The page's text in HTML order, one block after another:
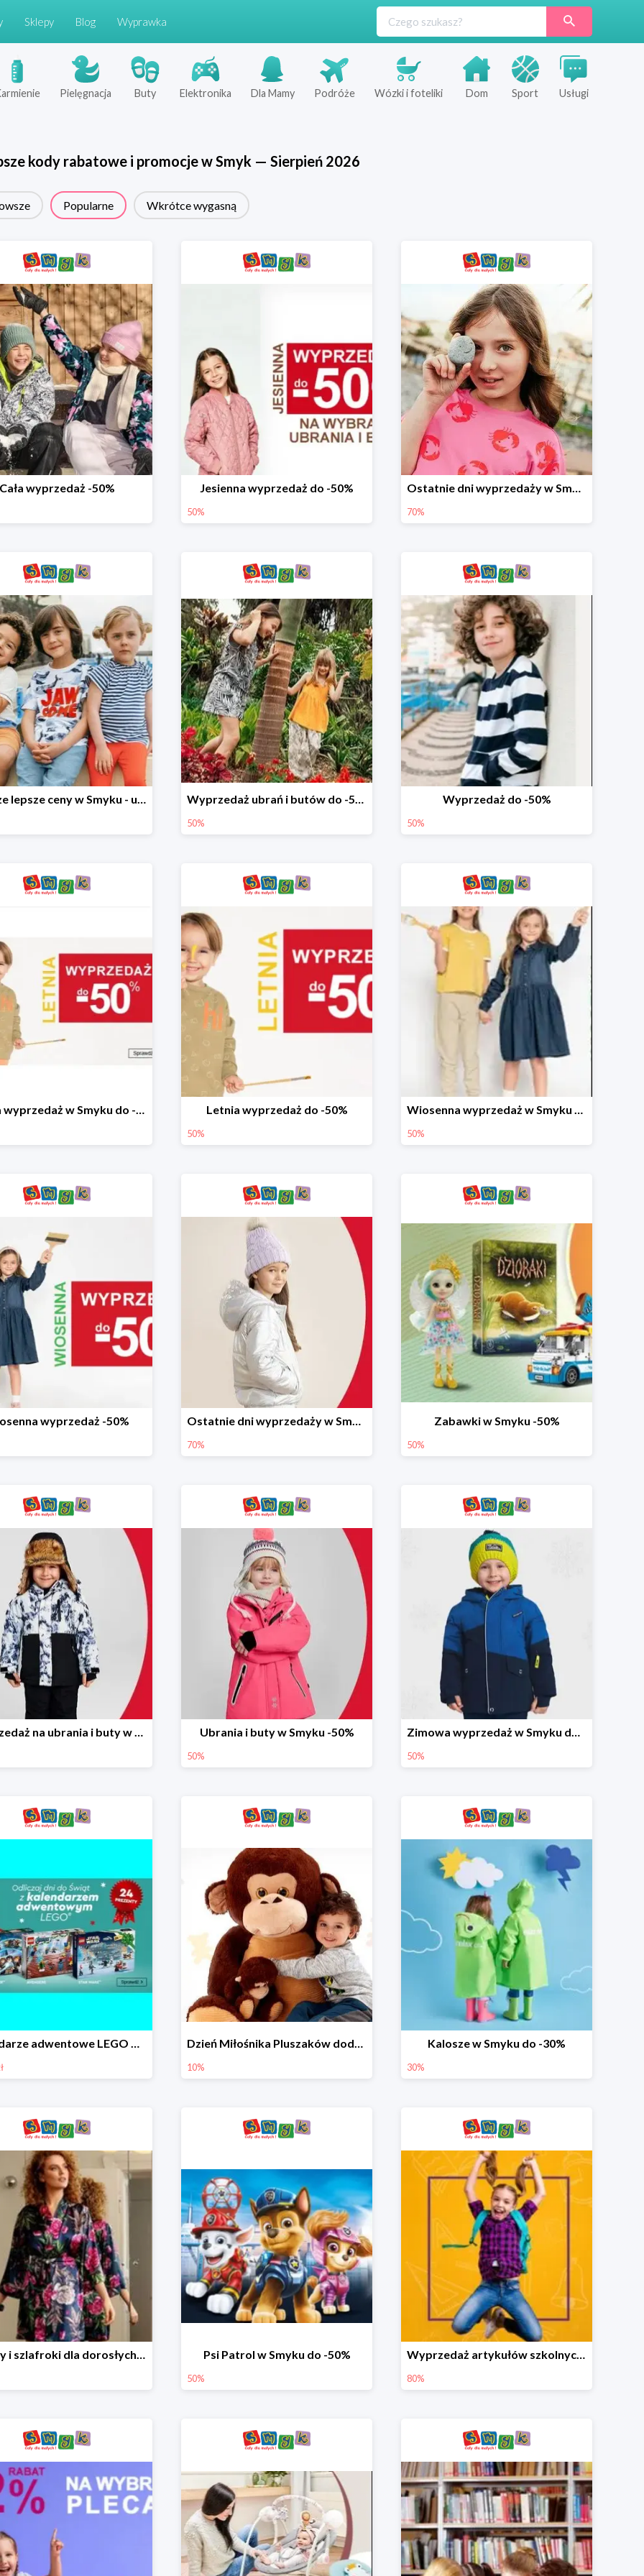
Sklepy Blog Wyprawka
Pielęgnacja Buty Elektronika Dla Mamy Podróże Wózki i foteliki Dom Sport Usługi
kody rabatowe i promocje wSmyk — Sierpień 2026
Popularne Wkrótce wygasną
wyprzedaż -50% Jesienna wyprzedaż do -50%
50%
Ostatnie dni wyprzedaży w Smyku - ubrania i buty do -70%
70%
Jeszcze lepsze ceny w Smyku - ubrania i buty do -70% Wyprzedaż ubrań i butów do -50%
50%
Wyprzedaż do -50%
50%
Letnia wyprzedaż w Smyku do -50% Letnia wyprzedaż do -50%
50%
Wiosenna wyprzedaż w Smyku do -50%
50%
wyprzedaż -50% Ostatnie dni wyprzedaży w Smyku do -70%
70%
Zabawki w Smyku -50%
50%
Wyprzedaż na ubrania i buty w Smyku do -70% Ubrania i buty w Smyku -50%
50%
Zimowa wyprzedaż w Smyku do -50%
50%
Kalendarze adwentowe LEGO w Smyku w super cenie Dzień Miłośnika Pluszaków dodatkowy rabat -10%
10%
Kalosze w Smyku do -30%
30%
Piżamy i szlafroki dla dorosłych w Smyku do -30% Psi Patrol w Smyku do -50%
50%
Wyprzedaż artykułów szkolnych w Smyku do -80%
80%